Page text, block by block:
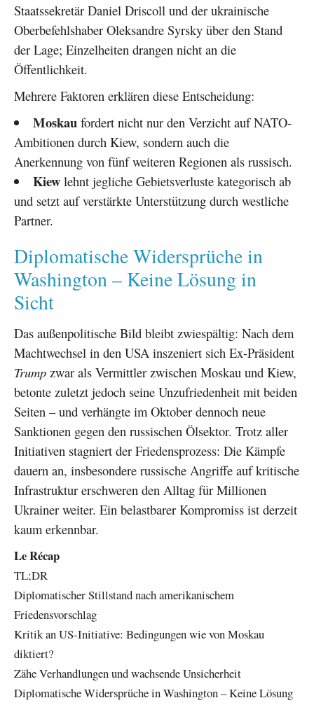
Staatssekretär Daniel Driscoll und der ukrainische
Oberbefehlshaber Oleksandre Syrsky über den Stand
der Lage; Einzelheiten drangen nicht an die
Öffentlichkeit.
Mehrere Faktoren erklären diese Entscheidung:
Moskaufordert nicht nur den Verzicht auf NATO-
Ambitionen durch Kiew, sondern auch die
Anerkennung von fünf weiteren Regionen als russisch.
Kiewlehnt jegliche Gebietsverluste kategorisch ab
und setzt auf verstärkte Unterstützung durch westliche
Partner.
Diplomatische Widersprüche in
Washington – Keine Lösung in
Sicht
Das außenpolitische Bild bleibt zwiespältig: Nach dem
Machtwechsel in den USA inszeniert sich Ex-Präsident
Trump zwar als Vermittler zwischen Moskau und Kiew,
betonte zuletzt jedoch seine Unzufriedenheit mit beiden
Seiten – und verhängte im Oktober dennoch neue
Sanktionen gegen den russischen Ölsektor. Trotz aller
Initiativen stagniert der Friedensprozess: Die Kämpfe
dauern an, insbesondere russische Angriffe auf kritische
Infrastruktur erschweren den Alltag für Millionen
Ukrainer weiter. Ein belastbarer Kompromiss ist derzeit
kaum erkennbar.
Le Récap
TL;DR
Diplomatischer Stillstand nach amerikanischem
Friedensvorschlag
Kritik an US-Initiative: Bedingungen wie von Moskau
diktiert?
Zähe Verhandlungen und wachsende Unsicherheit
Diplomatische Widersprüche in Washington – Keine Lösung